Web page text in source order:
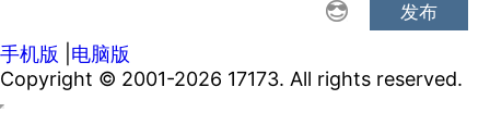
发布
手机版
电脑版
Copyright © 2001-2026 17173. All rights reserved.